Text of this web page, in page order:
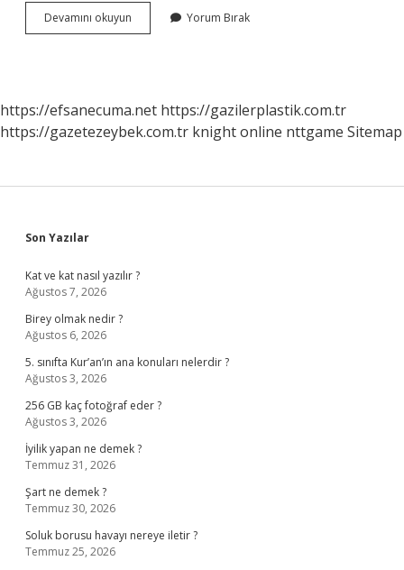
Devamını okuyun
Da
Yorum Bırak
https://efsanecuma.net https://gazilerplastik.com.tr
https://gazetezeybek.com.tr knight online nttgame Sitemap
Sidebar
Son Yazılar
Kat ve kat nasıl yazılır ?
Ağustos 7, 2026
Birey olmak nedir ?
Ağustos 6, 2026
5. sınıfta Kur’an’ın ana konuları nelerdir ?
Ağustos 3, 2026
256 GB kaç fotoğraf eder ?
Ağustos 3, 2026
İyilik yapan ne demek ?
Temmuz 31, 2026
Şart ne demek ?
Temmuz 30, 2026
Soluk borusu havayı nereye iletir ?
Temmuz 25, 2026